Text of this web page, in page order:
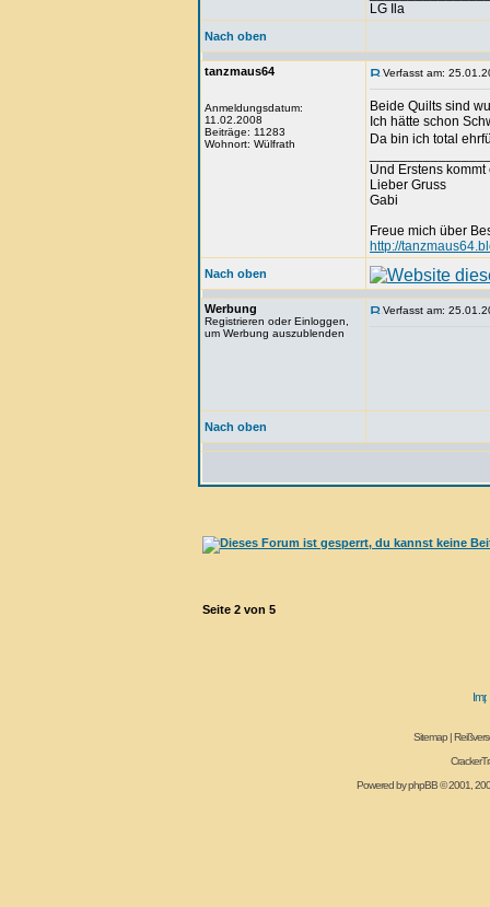
LG Ila
Nach oben
tanzmaus64
Anmeldungsdatum:
11.02.2008
Beiträge: 11283
Wohnort: Wülfrath
Verfasst am:
Beide Quilts sind
Ich hätte schon
Da bin ich total
Und Erstens
Lieber Gruss
Gabi
Freue mich über
http://
Nach oben
Werbung
Registrieren oder Einloggen,
um Werbung auszublenden
Verfasst am:
Nach oben
Seite 2 von 5
Sitemap |
Powered byphpBB© 2001,